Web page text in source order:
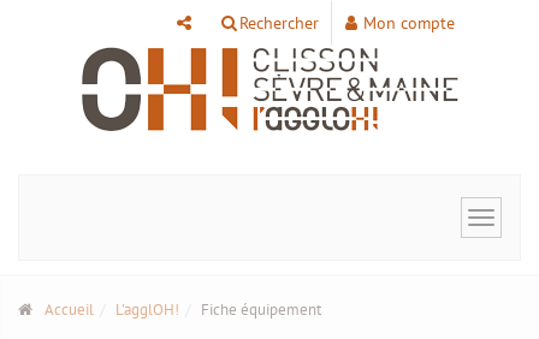
Rechercher Mon compte
Toggle
Accueil L'agglOH! Fiche équipement
Panneau de gestion des cookies